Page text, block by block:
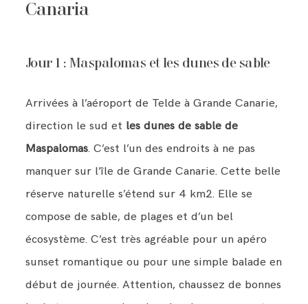
Canaria
Jour 1 : Maspalomas et les dunes de sable
Arrivées à l’aéroport de Telde à Grande Canarie,
direction le sud et les dunes de sable de
Maspalomas. C’est l’un des endroits à ne pas
manquer sur l’île de Grande Canarie. Cette belle
réserve naturelle s’étend sur 4 km2. Elle se
compose de sable, de plages et d’un bel
écosystème. C’est très agréable pour un apéro
sunset romantique ou pour une simple balade en
début de journée. Attention, chaussez de bonnes